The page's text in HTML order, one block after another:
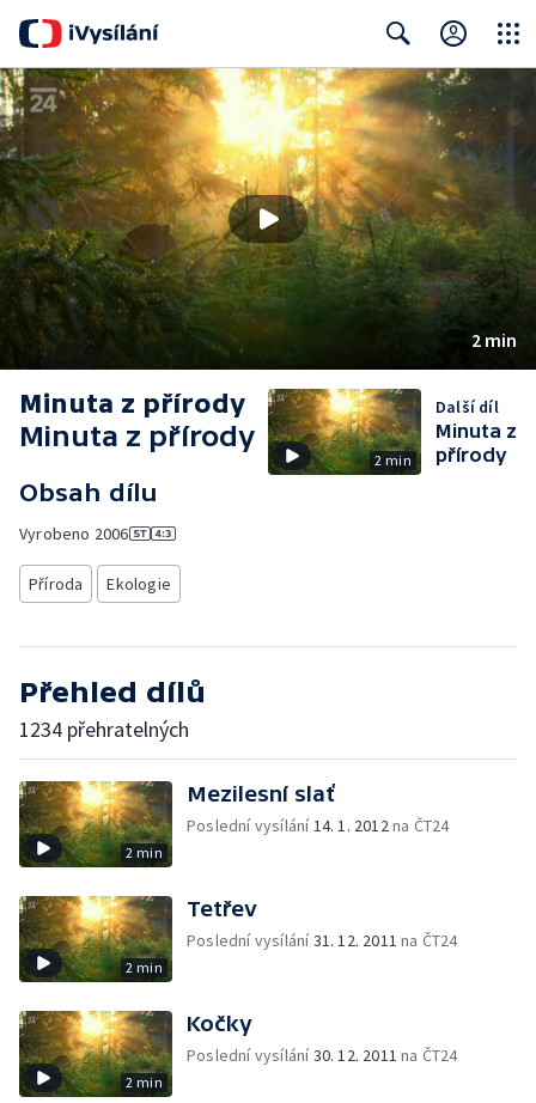
Search Close
2 min
Minuta z přírody
Minuta z přírody
Obsah dílu
Vyrobeno 2006
Příroda Ekologie
2 min
Další díl
Minuta z
přírody
Přehled dílů
1234 přehratelných
2 min
Mezilesní slať
Poslední vysílání14. 1. 2012na ČT24
2 min
Tetřev
Poslední vysílání31. 12. 2011 na ČT24
2 min
Kočky
Poslední vysílání30. 12. 2011 na ČT24